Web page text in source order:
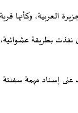
العربية، وكأنها
نفذت بطريقة
إسناد مهمة سفلتة